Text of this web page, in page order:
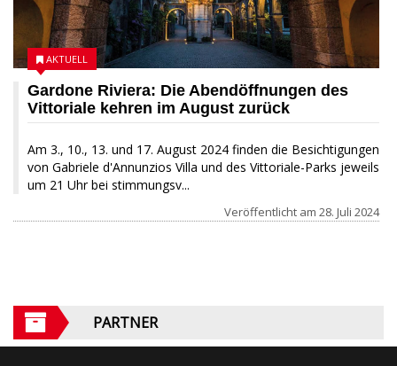
Gardone Riviera: Die Abendöffnungen des
Vittoriale kehren im August zurück
Am 3., 10., 13. und 17. August 2024 finden die Besichtigungen
von Gabriele d'Annunzios Villa und des Vittoriale-Parks jeweils
um 21 Uhr bei stimmungsv...
AKTUELL
Veröffentlicht am 28. Juli 2024
PARTNER